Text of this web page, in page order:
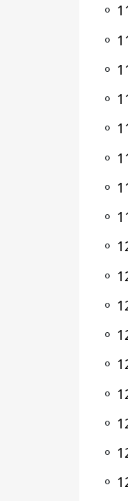
⚬
⚬
⚬
⚬
⚬
⚬
⚬
⚬
⚬
⚬
⚬
⚬
⚬
⚬
⚬
⚬
⚬